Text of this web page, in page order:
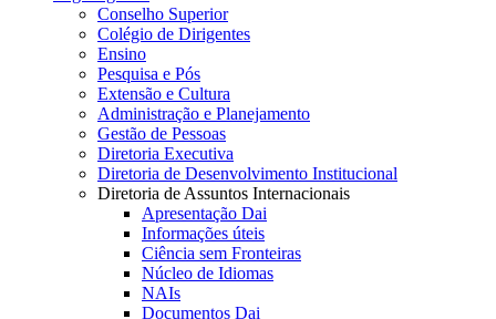
Conselho Superior
Colégio de Dirigentes
Ensino
Pesquisa e Pós
Extensão e Cultura
Administração e Planejamento
Gestão de Pessoas
Diretoria Executiva
Diretoria de Desenvolvimento Institucional
Diretoria de Assuntos Internacionais
Apresentação Dai
Informações úteis
Ciência sem Fronteiras
Núcleo de Idiomas
NAIs
Documentos Dai